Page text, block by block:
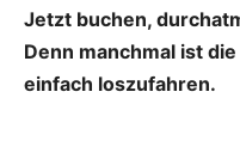
Jetzt buchen,
Denn manchmal ist
einfach loszufahren.